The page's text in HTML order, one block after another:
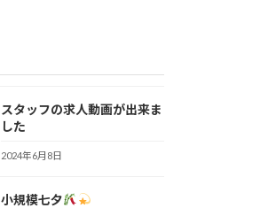
スタッフの求人動画が出来ま
した
2024年6月8日
小規模七夕